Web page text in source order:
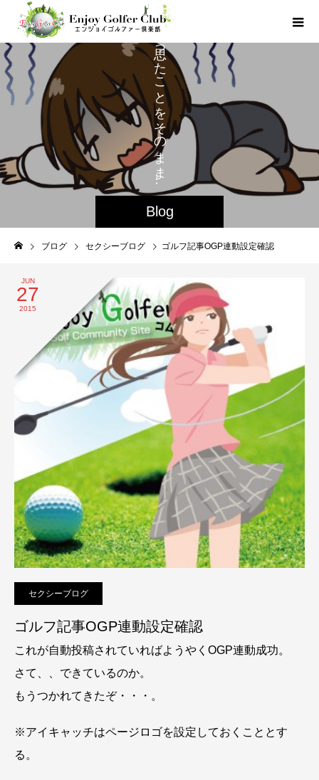
Blog
っ
た
こ
と
を
そ
の
ま
ま
…
も
も
ブログ セクシーブログ ゴルフ記事OGP連動設定確認
JUN
27
2015
セクシーブログ
ゴルフ記事OGP連動設定確認
これが自動投稿されていればようやくOGP連動成功。
さて、、できているのか。
もうつかれてきたぞ・・・。
※アイキャッチはページロゴを設定しておくこととす
る。